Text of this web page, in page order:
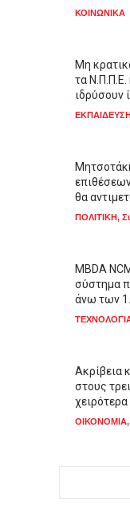
ΚΟΙΝΩΝΙΚΑ
Μη
τα Ν.Π.Π.Ε.
ιδρύσουν
θα
ΠΟΛΙΤΙΚΗ,
MBDA
σύστημα
άνω των
Ακρίβεια
στους
χειρότερα
ΟΙΚΟΝΟΜΙΑ,